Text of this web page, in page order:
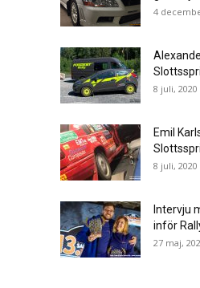
4
8 juli, 2020
Emil
8 juli, 2020
Intervju
inför
27 maj,